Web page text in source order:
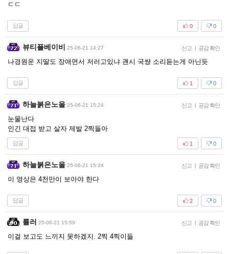
ㄷㄷ
답글 0
0
뷰티플베이비 25-06-21 14:27 신고 | 공감 확인
나경원운 지딸도 장애면서 저러고있냐 괜시 국썅 소리듣는게 아닌듯
답글 0
1
하늘붉은노을 25-06-21 15:24 신고 | 공감 확인
눈물난다
인긴 대접 받고 살자 제발 2찍들아
답글 0
1
하늘붉은노을 25-06-21 15:24 신고 | 공감 확인
이 영상은 4천만이 보아야 한다
답글 0
2
룰러 25-06-21 15:59 신고 | 공감 확인
이걸 보고도 느끼지 못하겠지. 2찍 4찍이들